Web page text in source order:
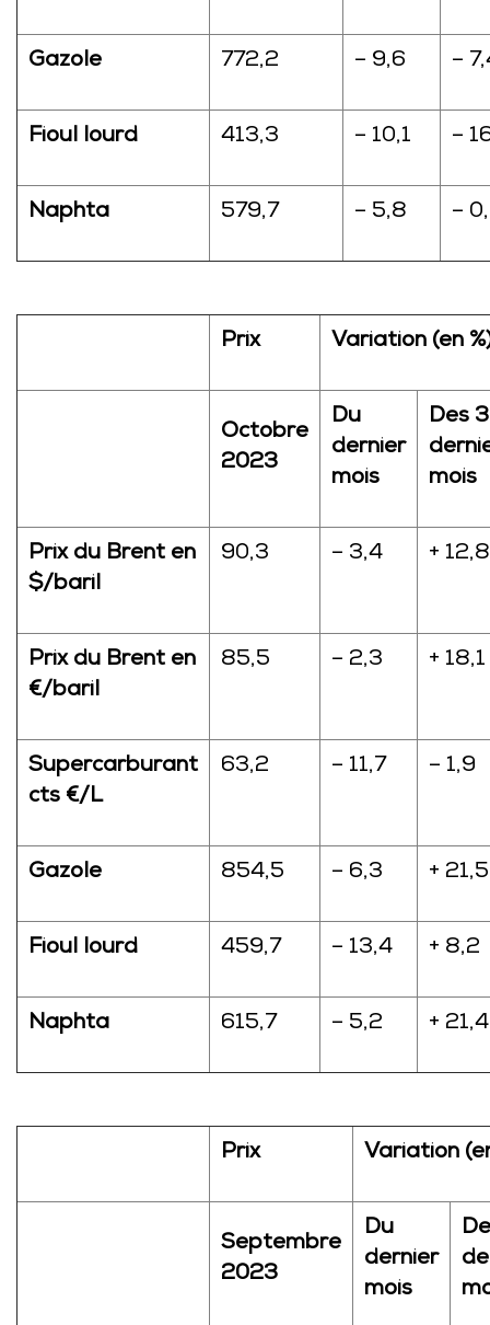
Gazole 772,2 – 9,6 –
Fioul lourd 413,3 – 10,1 –
Naphta 579,7 – 5,8 –
Prix Variation (en
Octobre
2023
Du
dernier
mois
Des 3
mois
Prix du Brent en
$/baril
90,3 – 3,4 + 12,8
Prix du Brent en
€/baril
85,5 – 2,3 + 18,1
Supercarburant
cts €/L
63,2 – 11,7 – 1,9
Gazole 854,5 – 6,3 + 21,5
Fioul lourd 459,7 – 13,4 + 8,2
Naphta 615,7 – 5,2 + 21,4
Prix Variation
Septembre
2023
Du
dernier
mois